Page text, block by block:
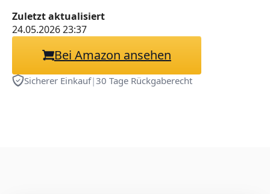
Zuletzt aktualisiert
24.05.2026 23:37
Bei Amazon ansehen
Sicherer Einkauf|30 Tage Rückgaberecht